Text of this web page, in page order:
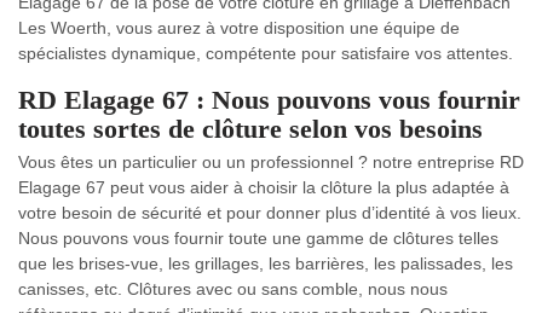
Les Woerth, vous aurez à votre disposition une équipe de
spécialistes dynamique, compétente pour satisfaire vos attentes.
RD Elagage 67 : Nous pouvons vous fournir
toutes sortes de clôture selon vos besoins
Vous êtes un particulier ou un professionnel ? notre entreprise RD
Elagage 67 peut vous aider à choisir la clôture la plus adaptée à
votre besoin de sécurité et pour donner plus d’identité à vos lieux.
Nous pouvons vous fournir toute une gamme de clôtures telles
que les brises-vue, les grillages, les barrières, les palissades, les
canisses, etc. Clôtures avec ou sans comble, nous nous